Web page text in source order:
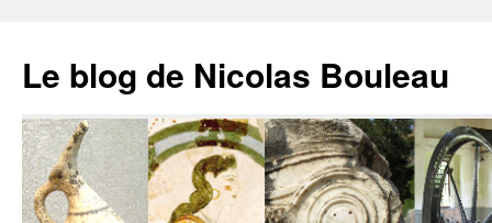
Le blog de Nicolas Bouleau